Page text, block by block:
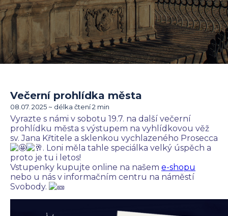
Večerní prohlídka města
08.07. 2025 ~ délka čtení 2 min
Vyrazte s námi v sobotu 19.7. na další večerní
prohlídku města s výstupem na vyhlídkovou věž
sv. Jana Křtitele a sklenkou vychlazeného Prosecca
. Loni měla tahle speciálka velký úspěch a
proto je tu i letos!
Vstupenky kupujte online na našem e-shopu
nebo u nás v informačním centru na náměstí
Svobody.